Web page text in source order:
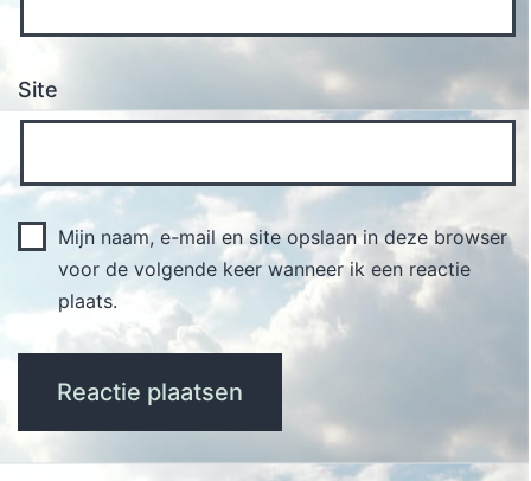
Site
Mijn naam, e-mail en site opslaan in deze browser
voor de volgende keer wanneer ik een reactie
plaats.